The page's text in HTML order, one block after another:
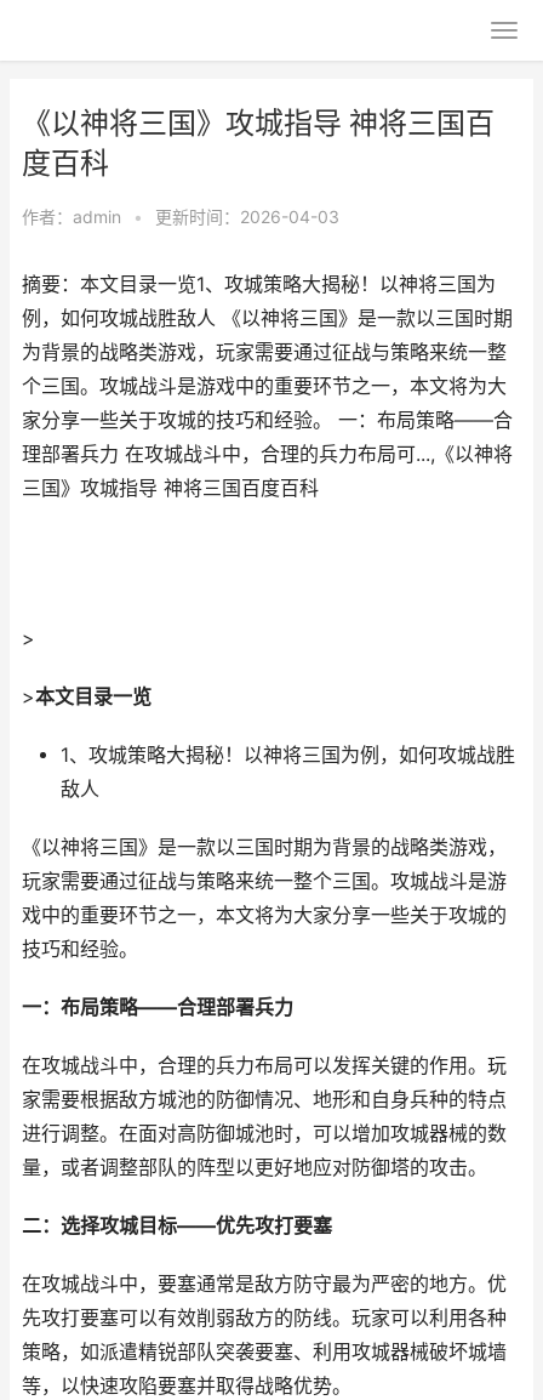
《以神将三国》攻城指导 神将三国百
度百科
作者： admin • 更新时间：2026-04-03
摘要：本文目录一览1、攻城策略大揭秘！以神将三国为
例，如何攻城战胜敌人 《以神将三国》是一款以三国时期
为背景的战略类游戏，玩家需要通过征战与策略来统一整
个三国。攻城战斗是游戏中的重要环节之一，本文将为大
家分享一些关于攻城的技巧和经验。 一：布局策略——合
理部署兵力 在攻城战斗中，合理的兵力布局可...,《以神将
三国》攻城指导 神将三国百度百科
>
>本文目录一览
1、攻城策略大揭秘！以神将三国为例，如何攻城战胜
敌人
《以神将三国》是一款以三国时期为背景的战略类游戏，
玩家需要通过征战与策略来统一整个三国。攻城战斗是游
戏中的重要环节之一，本文将为大家分享一些关于攻城的
技巧和经验。
一：布局策略——合理部署兵力
在攻城战斗中，合理的兵力布局可以发挥关键的作用。玩
家需要根据敌方城池的防御情况、地形和自身兵种的特点
进行调整。在面对高防御城池时，可以增加攻城器械的数
量，或者调整部队的阵型以更好地应对防御塔的攻击。
二：选择攻城目标——优先攻打要塞
在攻城战斗中，要塞通常是敌方防守最为严密的地方。优
先攻打要塞可以有效削弱敌方的防线。玩家可以利用各种
策略，如派遣精锐部队突袭要塞、利用攻城器械破坏城墙
等，以快速攻陷要塞并取得战略优势。